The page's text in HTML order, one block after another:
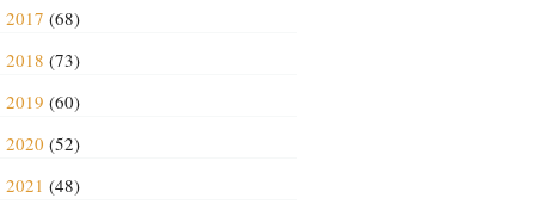
2017 (68)
2018 (73)
2019 (60)
2020 (52)
2021 (48)